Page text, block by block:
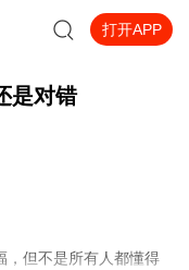
打开APP
是对错
，但不是所有人都懂得